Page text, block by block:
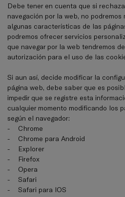
Debe tener en cuenta que si
navegación por la web, no
algunas características de las
podremos ofrecer servicios
que navegar por la web tendremos
autorización para el uso de las
Si aun así, decide modificar la
página web, debe saber que es
impedir que se registre esta
cualquier momento modificando los
según el navegador:
- Chrome
- Chrome para Android
-
Explorer
-
Firefox
- Opera
- Safari
- Safari para IOS